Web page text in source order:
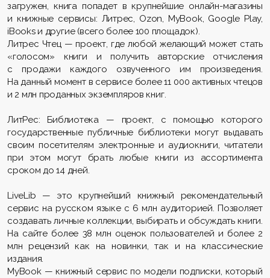
загружен, книга попадет в крупнейшие онлайн-магазины
и книжные сервисы: Литрес, Ozon, MyBook, Google Play,
iBooks и другие (всего более 100 площадок).
Литрес Чтец — проект, где любой желающий может стать
«голосом» книги и получить авторские отчисления
с продажи каждого озвученного им произведения.
На данный момент в сервисе более 11 000 активных чтецов
и 2 млн проданных экземпляров книг.
ЛитРес: Библиотека — проект, с помощью которого
государственные публичные библиотеки могут выдавать
своим посетителям электронные и аудиокниги, читатели
при этом могут брать любые книги из ассортимента
сроком до 14 дней.
LiveLib — это крупнейший книжный рекомендательный
сервис на русском языке с 6 млн аудиторией. Позволяет
создавать личные коллекции, выбирать и обсуждать книги.
На сайте более 38 млн оценок пользователей и более 2
млн рецензий как на новинки, так и на классические
издания.
MyBook — книжный сервис по модели подписки, который